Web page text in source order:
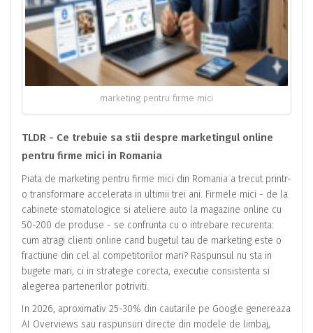
marketing pentru firme mici
TLDR - Ce trebuie sa stii despre marketingul online
pentru firme mici in Romania
Piata de marketing pentru firme mici din Romania a trecut printr-
o transformare accelerata in ultimii trei ani. Firmele mici - de la
cabinete stomatologice si ateliere auto la magazine online cu
50-200 de produse - se confrunta cu o intrebare recurenta:
cum atragi clienti online cand bugetul tau de marketing este o
fractiune din cel al competitorilor mari? Raspunsul nu sta in
bugete mari, ci in strategie corecta, executie consistenta si
alegerea partenerilor potriviti.
In 2026, aproximativ 25-30% din cautarile pe Google genereaza
AI Overviews sau raspunsuri directe din modele de limbaj,